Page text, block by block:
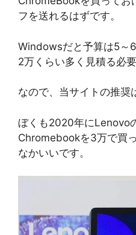
フを送れるはずです。
Windowsだと予算は5～
2万くらい多く見積る必
なので、当サイトの推奨
ぼくも2020年にLenovo
Chromebookを3万で買
なかいいです。